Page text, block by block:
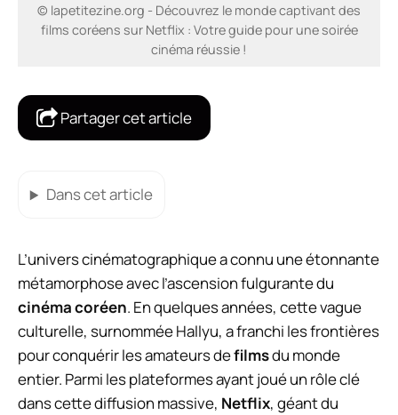
© lapetitezine.org - Découvrez le monde captivant des
films coréens sur Netflix : Votre guide pour une soirée
cinéma réussie !
Partager cet article
Dans cet article
L’univers cinématographique a connu une étonnante
métamorphose avec l’ascension fulgurante du
cinéma coréen. En quelques années, cette vague
culturelle, surnommée Hallyu, a franchi les frontières
pour conquérir les amateurs defilmsdu monde
entier. Parmi les plateformes ayant joué un rôle clé
dans cette diffusion massive, Netflix, géant du